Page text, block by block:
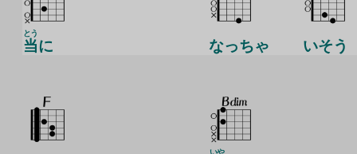
当
とう
に なっちゃ いそう
いや